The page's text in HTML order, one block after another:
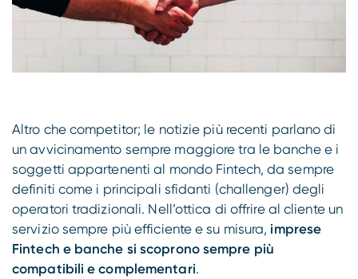
Altro che competitor; le notizie più recenti parlano di
un avvicinamento sempre maggiore tra le banche e i
soggetti appartenenti al mondo Fintech, da sempre
definiti come i principali sfidanti (challenger) degli
operatori tradizionali. Nell’ottica di offrire al cliente un
servizio sempre più efficiente e su misura, imprese
Fintech e banche si scoprono sempre più
compatibili e complementari.